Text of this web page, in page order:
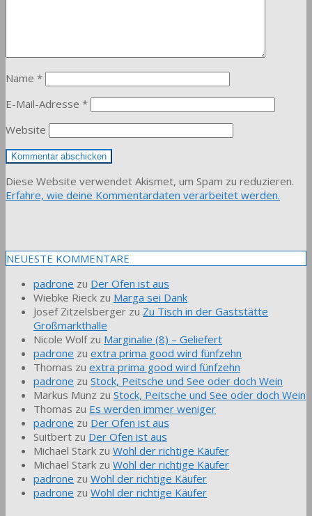
Name *
E-Mail-Adresse *
Website
Diese Website verwendet Akismet, um Spam zu reduzieren.
Erfahre, wie deine Kommentardaten verarbeitet werden.
NEUESTE KOMMENTARE
padrone zu Der Ofen ist aus
Wiebke Rieck zu Marga sei Dank
Josef Zitzelsberger zu Zu Tisch in der Gaststätte
Großmarkthalle
Nicole Wolfzu Marginalie (8) – Geliefert
padrone zu extra prima good wird fünfzehn
Thomas zu extra prima good wird fünfzehn
padrone zu Stock, Peitsche und See oder doch Wein
Markus Munz zu Stock, Peitsche und See oder doch Wein
Thomas zu Es werden immer weniger
padrone zu Der Ofen ist aus
Suitbert zu Der Ofen ist aus
Michael Stark zu Wohl der richtige Käufer
Michael Stark zu Wohl der richtige Käufer
padrone zu Wohl der richtige Käufer
padrone zu Wohl der richtige Käufer